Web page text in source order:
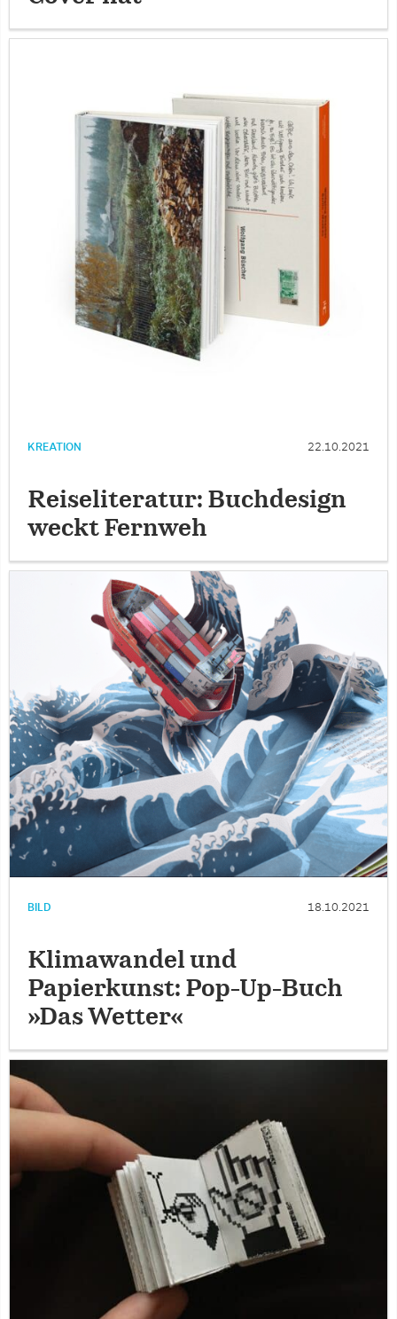
KREATION 22.10.2021
Reiseliteratur: Buchdesign
weckt Fernweh
BILD 18.10.2021
Klimawandel und
Papierkunst: Pop-Up-Buch
»Das Wetter«